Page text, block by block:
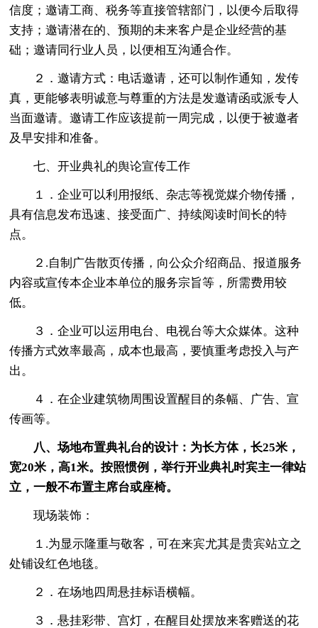
信度；邀请工商、税务等直接管辖部门，以便今后取得
支持；邀请潜在的、预期的未来客户是企业经营的基
础；邀请同行业人员，以便相互沟通合作。
２．邀请方式：电话邀请，还可以制作通知，发传
真，更能够表明诚意与尊重的方法是发邀请函或派专人
当面邀请。邀请工作应该提前一周完成，以便于被邀者
及早安排和准备。
七、开业典礼的舆论宣传工作
１．企业可以利用报纸、杂志等视觉媒介物传播，
具有信息发布迅速、接受面广、持续阅读时间长的特
点。
２.自制广告散页传播，向公众介绍商品、报道服务
内容或宣传本企业本单位的服务宗旨等，所需费用较
低。
３．企业可以运用电台、电视台等大众媒体。这种
传播方式效率最高，成本也最高，要慎重考虑投入与产
出。
４．在企业建筑物周围设置醒目的条幅、广告、宣
传画等。
八、场地布置典礼台的设计：为长方体，长25米，
宽20米，高1米。按照惯例，举行开业典礼时宾主一律站
立，一般不布置主席台或座椅。
现场装饰：
１.为显示隆重与敬客，可在来宾尤其是贵宾站立之
处铺设红色地毯。
２．在场地四周悬挂标语横幅。
３．悬挂彩带、宫灯，在醒目处摆放来客赠送的花